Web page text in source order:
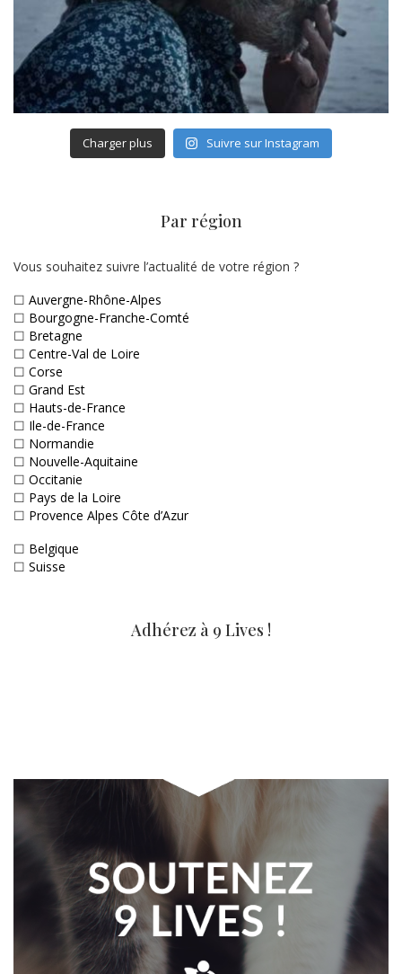
Charger plus Suivre sur Instagram
Par région
Vous souhaitez suivre l’actualité de votre région ?
☐ Auvergne-Rhône-Alpes
☐ Bourgogne-Franche-Comté
☐ Bretagne
☐ Centre-Val de Loire
☐ Corse
☐ Grand Est
☐ Hauts-de-France
☐ Ile-de-France
☐ Normandie
☐ Nouvelle-Aquitaine
☐ Occitanie
☐ Pays de la Loire
☐ Provence Alpes Côte d’Azur
☐ Belgique
☐ Suisse
Adhérez à 9 Lives !